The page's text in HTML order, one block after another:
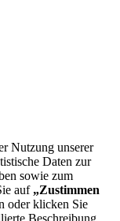
Nutzung unserer
Daten zur
sowie zum
auf „Zustimmen
oder klicken Sie
Beschreibung